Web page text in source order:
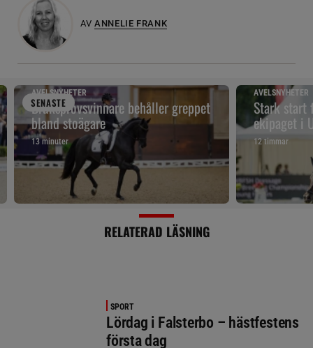
AV ANNELIE FRANK
SENASTE
AVELSNYHETER
Bruksprovsvinnare behåller greppet
bland stoägare
13 minuter
AVELSNYHETER
Stark start
ekipaget i
12 timmar
RELATERAD LÄSNING
SPORT
Lördag i Falsterbo – hästfestens
första dag